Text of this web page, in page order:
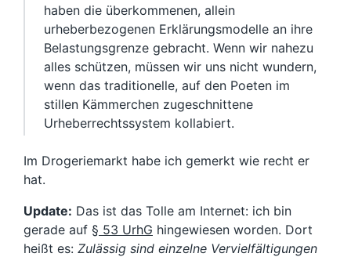
haben die überkommenen, allein
urheberbezogenen Erklärungsmodelle an ihre
Belastungsgrenze gebracht. Wenn wir nahezu
alles schützen, müssen wir uns nicht wundern,
wenn das traditionelle, auf den Poeten im
stillen Kämmerchen zugeschnittene
Urheberrechtssystem kollabiert.
Im Drogeriemarkt habe ich gemerkt wie recht er
hat.
Update: Das ist das Tolle am Internet: ich bin
gerade auf § 53 UrhG hingewiesen worden. Dort
heißt es: Zulässig sind einzelne Vervielfältigungen